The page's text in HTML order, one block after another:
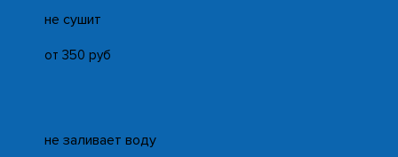
не сушит
от 350 руб
не заливает воду